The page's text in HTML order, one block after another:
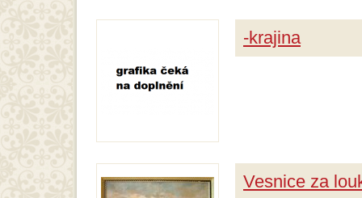
-krajina
Vesnice za